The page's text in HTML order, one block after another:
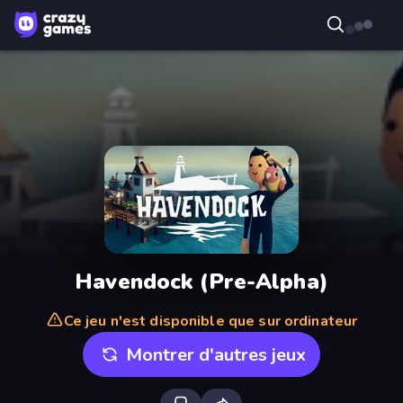
Havendock (Pre-Alpha)
Ce jeu n'est disponible que sur ordinateur
Montrer d'autres jeux